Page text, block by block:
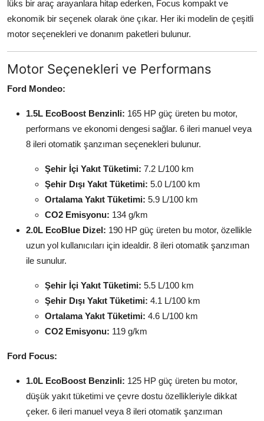
lüks bir araç arayanlara hitap ederken, Focus kompakt ve
ekonomik bir seçenek olarak öne çıkar. Her iki modelin de çeşitli
motor seçenekleri ve donanım paketleri bulunur.
Motor Seçenekleri ve Performans
Ford Mondeo:
1.5L EcoBoost Benzinli: 165 HP güç üreten bu motor,
performans ve ekonomi dengesi sağlar. 6 ileri manuel veya
8 ileri otomatik şanzıman seçenekleri bulunur.
Şehir İçi Yakıt Tüketimi: 7.2 L/100 km
Şehir Dışı Yakıt Tüketimi: 5.0 L/100 km
Ortalama Yakıt Tüketimi: 5.9 L/100 km
CO2 Emisyonu: 134 g/km
2.0L EcoBlue Dizel: 190 HP güç üreten bu motor, özellikle
uzun yol kullanıcıları için idealdir. 8 ileri otomatik şanzıman
ile sunulur.
Şehir İçi Yakıt Tüketimi: 5.5 L/100 km
Şehir Dışı Yakıt Tüketimi: 4.1 L/100 km
Ortalama Yakıt Tüketimi: 4.6 L/100 km
CO2 Emisyonu: 119 g/km
Ford Focus:
1.0L EcoBoost Benzinli: 125 HP güç üreten bu motor,
düşük yakıt tüketimi ve çevre dostu özellikleriyle dikkat
çeker. 6 ileri manuel veya 8 ileri otomatik şanzıman